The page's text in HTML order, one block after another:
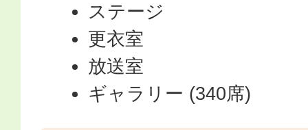
ステージ
更衣室
放送室
ギャラリー (340席)